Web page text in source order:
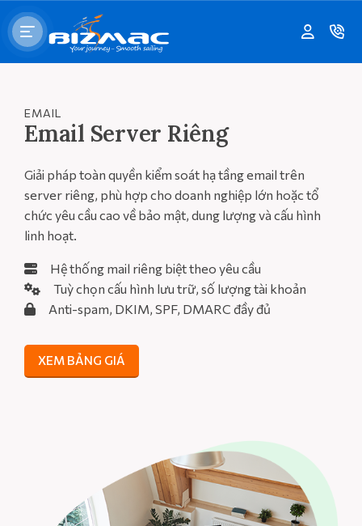
EMAIL
Email Server Riêng
Giải pháp toàn quyền kiểm soát hạ tầng email trên
server riêng, phù hợp cho doanh nghiệp lớn hoặc tổ
chức yêu cầu cao về bảo mật, dung lượng và cấu hình
linh hoạt.
Hệ thống mail riêng biệt theo yêu cầu
Tuỳ chọn cấu hình lưu trữ, số lượng tài khoản
Anti-spam, DKIM, SPF, DMARC đầy đủ
XEM BẢNG GIÁ